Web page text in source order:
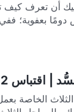
أن تعرف كيف
| اقتباس 122
الخاصة